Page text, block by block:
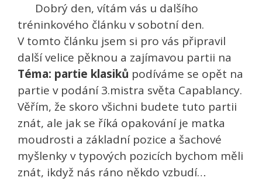
Dobrý den, vítám vás u dalšího
tréninkového článku v sobotní den.
V tomto článku jsem si pro vás připravil
další velice pěknou a zajímavou partii na
Téma: partie klasiků podíváme se opět na
partie v podání 3.mistra světa Capablancy.
Věřím, že skoro všichni budete tuto partii
znát, ale jak se říká opakování je matka
moudrosti a základní pozice a šachové
myšlenky v typových pozicích bychom měli
znát, ikdyž nás ráno někdo vzbudí…